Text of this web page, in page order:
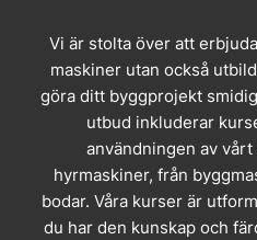
Vi är stolta över att
maskiner utan också
göra ditt byggprojekt
utbud inkluderar
användningen av
hyrmaskiner, från
bodar. Våra kurser är
du har den kunskap och